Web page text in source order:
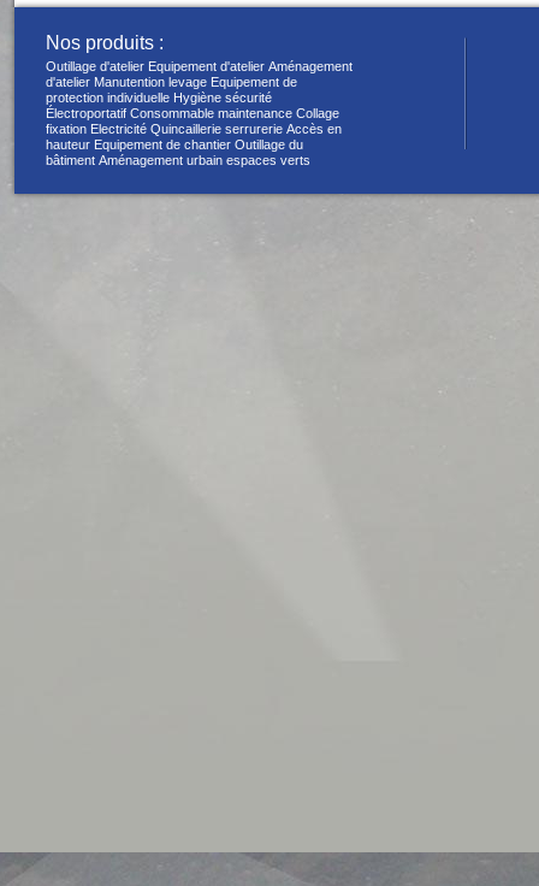
Nos produits :
Outillage d'atelier Equipement d'atelier Aménagement
d'atelier Manutention levage Equipement de
protection individuelle Hygiène sécurité
Électroportatif Consommable maintenance Collage
fixation Electricité Quincaillerie serrurerie Accès en
hauteur Equipement de chantier Outillage du
bâtiment Aménagement urbain espaces verts